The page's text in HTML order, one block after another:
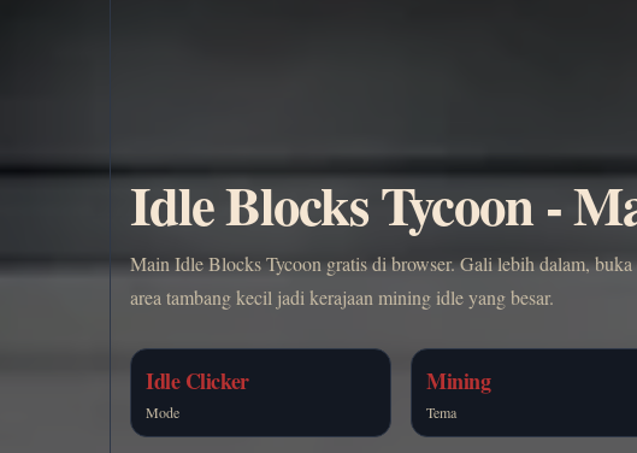
Idle Blocks Tycoon -
Main Idle Blocks Tycoon gratis di browser. Gali lebih dalam,
area tambang kecil jadi kerajaan mining idle yang besar.
Idle Clicker
Mode
Mining
Tema